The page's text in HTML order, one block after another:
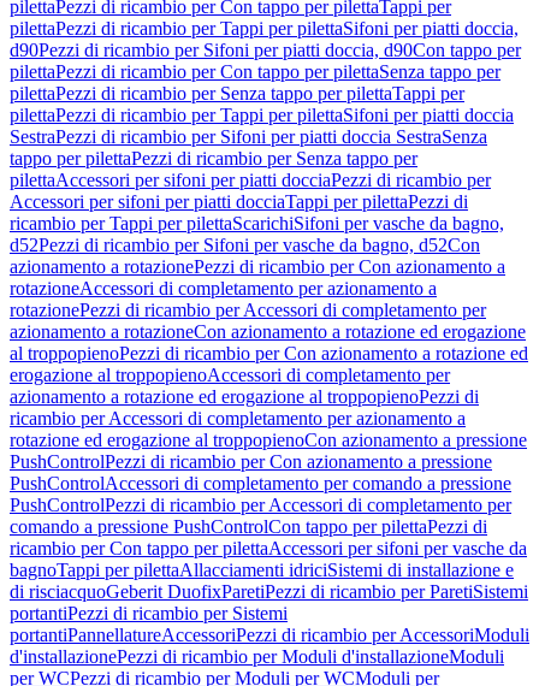
pilettaPezzi di ricambio per Con tappo per pilettaTappi per
pilettaPezzi di ricambio per Tappi per pilettaSifoni per piatti doccia,
d90Pezzi di ricambio per Sifoni per piatti doccia, d90Con tappo per
pilettaPezzi di ricambio per Con tappo per pilettaSenza tappo per
pilettaPezzi di ricambio per Senza tappo per pilettaTappi per
pilettaPezzi di ricambio per Tappi per pilettaSifoni per piatti doccia
SestraPezzi di ricambio per Sifoni per piatti doccia SestraSenza
tappo per pilettaPezzi di ricambio per Senza tappo per
pilettaAccessori per sifoni per piatti docciaPezzi di ricambio per
Accessori per sifoni per piatti docciaTappi per pilettaPezzi di
ricambio per Tappi per pilettaScarichiSifoni per vasche da bagno,
d52Pezzi di ricambio per Sifoni per vasche da bagno, d52Con
azionamento a rotazionePezzi di ricambio per Con azionamento a
rotazioneAccessori di completamento per azionamento a
rotazionePezzi di ricambio per Accessori di completamento per
azionamento a rotazioneCon azionamento a rotazione ed erogazione
al troppopienoPezzi di ricambio per Con azionamento a rotazione ed
erogazione al troppopienoAccessori di completamento per
azionamento a rotazione ed erogazione al troppopienoPezzi di
ricambio per Accessori di completamento per azionamento a
rotazione ed erogazione al troppopienoCon azionamento a pressione
PushControlPezzi di ricambio per Con azionamento a pressione
PushControlAccessori di completamento per comando a pressione
PushControlPezzi di ricambio per Accessori di completamento per
comando a pressione PushControlCon tappo per pilettaPezzi di
ricambio per Con tappo per pilettaAccessori per sifoni per vasche da
bagnoTappi per pilettaAllacciamenti idriciSistemi di installazione e
di risciacquoGeberit DuofixParetiPezzi di ricambio per ParetiSistemi
portantiPezzi di ricambio per Sistemi
portantiPannellatureAccessoriPezzi di ricambio per AccessoriModuli
d'installazionePezzi di ricambio per Moduli d'installazioneModuli
per WCPezzi di ricambio per Moduli per WCModuli per